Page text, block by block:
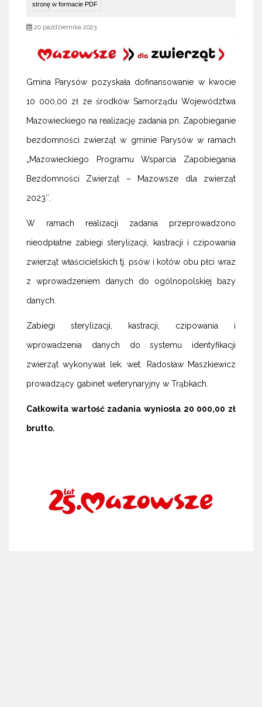
stronę w formacie PDF
20 października 2023
Gmina Parysów pozyskała dofinansowanie w kwocie
10 000,00 zł ze środków Samorządu Województwa
Mazowieckiego na realizację zadania pn. Zapobieganie
bezdomności zwierząt w gminie Parysów w ramach
„Mazowieckiego Programu Wsparcia Zapobiegania
Bezdomności Zwierząt – Mazowsze dla zwierząt
2023″.
W ramach realizacji zadania przeprowadzono
nieodpłatne zabiegi sterylizacji, kastracji i czipowania
zwierząt właścicielskich tj. psów i kotów obu płci wraz
z wprowadzeniem danych do ogólnopolskiej bazy
danych.
Zabiegi sterylizacji, kastracji, czipowania i
wprowadzenia danych do systemu identyfikacji
zwierząt wykonywał lek. wet. Radosław Maszkiewicz
prowadzący gabinet weterynaryjny w Trąbkach.
Całkowita wartość zadania wyniosła 20 000,00 zł
brutto.